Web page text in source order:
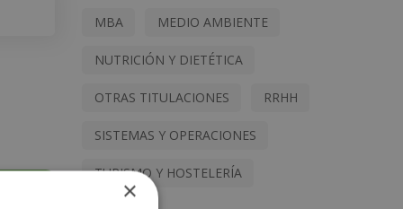
MBA MEDIO AMBIENTE
NUTRICIÓN Y DIETÉTICA
OTRAS TITULACIONES RRHH
SISTEMAS Y OPERACIONES
TURISMO Y HOSTELERÍA
×